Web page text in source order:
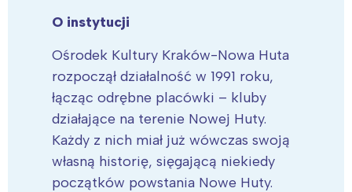
O instytucji
Ośrodek Kultury Kraków-Nowa Huta
rozpoczął działalność w 1991 roku,
łącząc odrębne placówki – kluby
działające na terenie Nowej Huty.
Każdy z nich miał już wówczas swoją
własną historię, sięgającą niekiedy
początków powstania Nowe Huty.